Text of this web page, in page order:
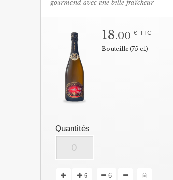
gourmand avec une belle fraîcheur
18.00 € TTC
Bouteille (75 cl.)
Quantités
6 6